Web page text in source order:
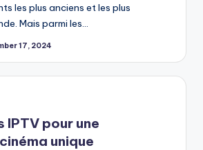
les plus anciens et les plus
Mais parmi les…
17, 2024
IPTV pour une
unique